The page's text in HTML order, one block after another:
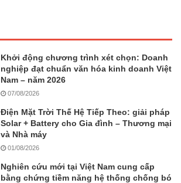
Khởi động chương trình xét chọn: Doanh
nghiệp đạt chuẩn văn hóa kinh doanh Việt
Nam – năm 2026
07/08/2026
Điện Mặt Trời Thế Hệ Tiếp Theo: giải pháp
Solar + Battery cho Gia đình – Thương mại
và Nhà máy
01/08/2026
Nghiên cứu mới tại Việt Nam cung cấp
bằng chứng tiềm năng hệ thống chống bó